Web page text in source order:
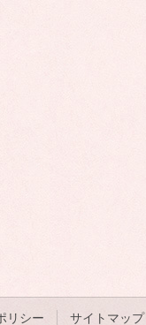
リシー サイトマップ